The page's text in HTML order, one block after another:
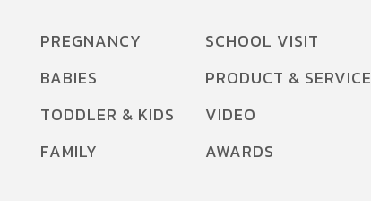
PREGNANCY
BABIES
TODDLER & KIDS
FAMILY
SCHOOL VISIT
PRODUCT & SERVICE
VIDEO
AWARDS